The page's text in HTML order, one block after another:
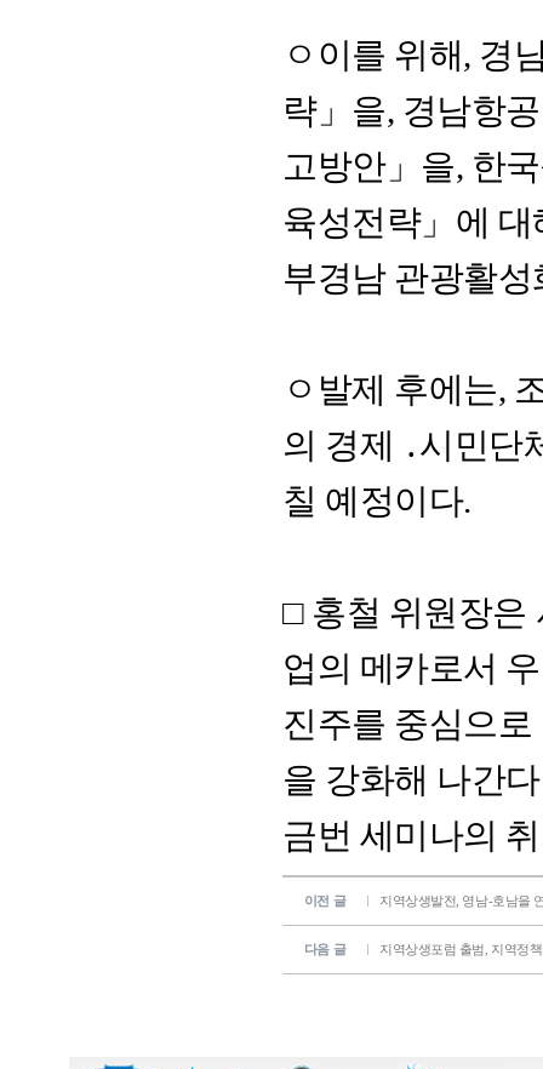
이전 글 지역상생발전, 영남-호남을
다음 글 지역상생포럼 출범, 지역정
ㅇ이를 위해, 경
략」을, 경남항
고방안」을, 한
육성전략」에
부경남 관광활
ㅇ발제 후에는,
의 경제 ․시민단
칠 예정이다.
□ 홍철 위원장은
업의 메카로서
진주를 중심으
을 강화해 나간
금번 세미나의